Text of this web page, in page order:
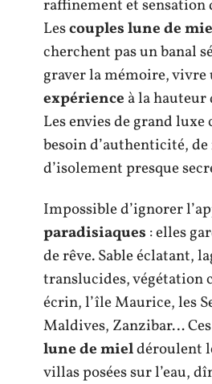
raffinement et sensation
Lescouples lune de
cherchent pas un banal
graver la mémoire, vivre
expérience à la
Les envies de grand
besoin d’authenticité,
d’isolement presque
Impossible d’ignorer
paradisiaques : elles
de rêve. Sable éclatant,
translucides, végétation
écrin, l’île Maurice, les
Maldives, Zanzibar… Ces
lune de mieldéroulent
villas posées sur l’eau,